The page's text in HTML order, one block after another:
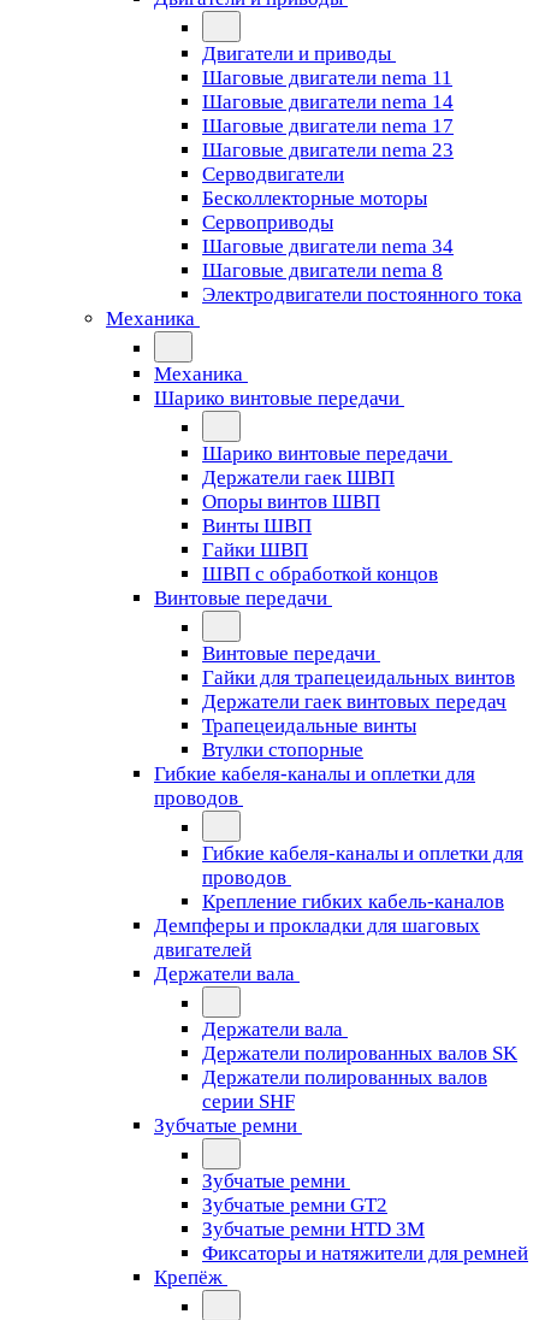
Двигатели и приводы
Шаговые двигатели nema 11
Шаговые двигатели nema 14
Шаговые двигатели nema 17
Шаговые двигатели nema 23
Cерводвигатели
Бесколлекторные моторы
Сервоприводы
Шаговые двигатели nema 34
Шаговые двигатели nema 8
Электродвигатели постоянного тока
Механика
Механика
Шарико винтовые передачи
Шарико винтовые передачи
Держатели гаек ШВП
Опоры винтов ШВП
Винты ШВП
Гайки ШВП
ШВП с обработкой концов
Винтовые передачи
Винтовые передачи
Гайки для трапецеидальных винтов
Держатели гаек винтовых передач
Трапецеидальные винты
Втулки стопорные
Гибкие кабеля-каналы и оплетки для
проводов
Гибкие кабеля-каналы и оплетки для
проводов
Крепление гибких кабель-каналов
Демпферы и прокладки для шаговых
двигателей
Держатели вала
Держатели вала
Держатели полированных валов SK
Держатели полированных валов
серии SHF
Зубчатые ремни
Зубчатые ремни
Зубчатые ремни GT2
Зубчатые ремни HTD 3M
Фиксаторы и натяжители для ремней
Крепёж